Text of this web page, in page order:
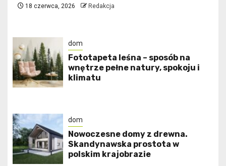
18 czerwca, 2026 Redakcja
dom
​Fototapeta leśna – sposób na
wnętrze pełne natury, spokoju i
klimatu
dom
Nowoczesne domy z drewna.
Skandynawska prostota w
polskim krajobrazie